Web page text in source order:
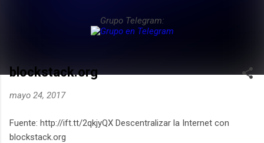
Grupo Telegram:
blockstack.org
mayo 24, 2017
Fuente: http://ift.tt/2qkjyQX Descentralizar la Internet con
blockstack.org